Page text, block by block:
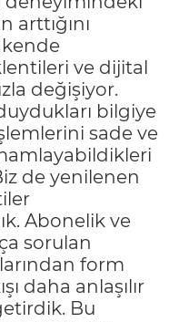
ve dijital
değişiyor.
bilgiye
sade ve
de yenilenen
Abonelik ve
sorulan
form
daha anlaşılır
Bu